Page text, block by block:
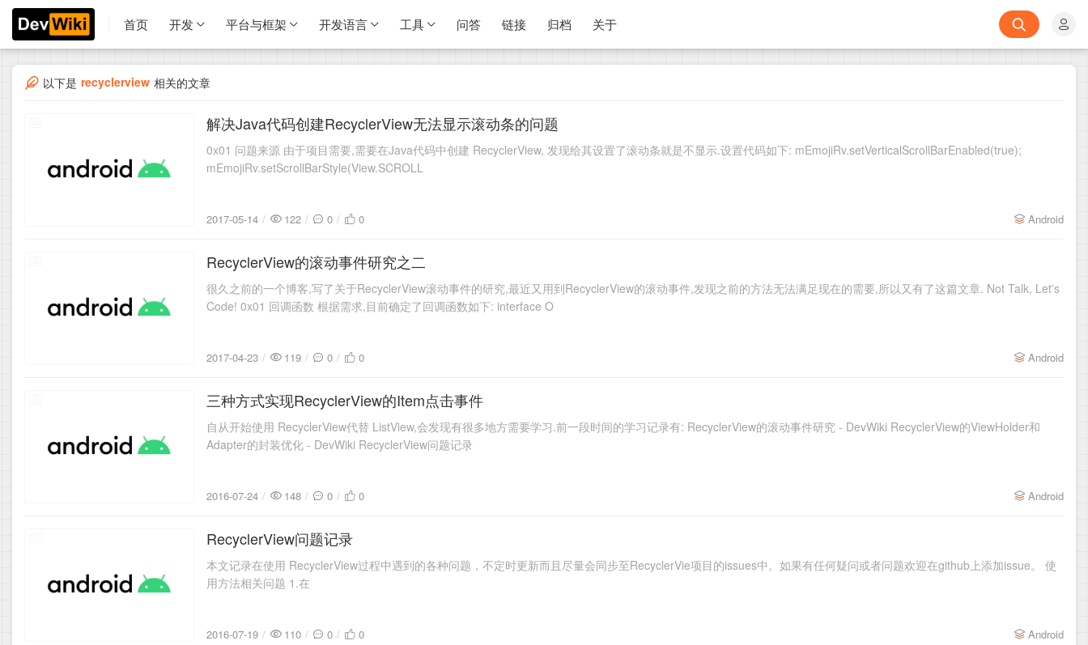
首页 开发 平台与框架 开发语言 工具 问答 链接 归档 关于
以下是 recyclerview 相关的文章
2017-05-14
解决Java代码创建RecyclerView无法显示滚动条的问题
0x01 问题来源 由于项目需要,需要在Java代码中创建 RecyclerView, 发现给其设置了滚动条就是不显示.设置代码如下: mEmojiRv.setVerticalScrollBarEnabled(true);
mEmojiRv.setScrollBarStyle(View.SCROLL
2017-05-14 122 0 0 Android
2017-04-23
RecyclerView的滚动事件研究之二
很久之前的一个博客,写了关于RecyclerView滚动事件的研究,最近又用到RecyclerView的滚动事件,发现之前的方法无法满足现在的需要,所以又有了这篇文章. Not Talk, Let's
Code! 0x01 回调函数 根据需求,目前确定了回调函数如下: interface O
2017-04-23 119 0 0 Android
2016-07-24
三种方式实现RecyclerView的Item点击事件
自从开始使用 RecyclerView代替 ListView,会发现有很多地方需要学习.前一段时间的学习记录有: RecyclerView的滚动事件研究 - DevWiki RecyclerView的ViewHolder和
Adapter的封装优化 - DevWiki RecyclerView问题记录
2016-07-24 148 0 0 Android
2016-07-19
RecyclerView问题记录
本文记录在使用 RecyclerView过程中遇到的各种问题，不定时更新而且尽量会同步至RecyclerVie项目的issues中。如果有任何疑问或者问题欢迎在github上添加issue。 使
用方法相关问题 1.在
2016-07-19 110 0 0 Android